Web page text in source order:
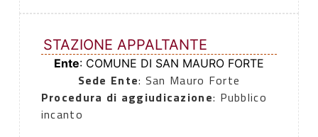
STAZIONE APPALTANTE
Ente: COMUNE DI SAN MAURO FORTE
Sede Ente: San Mauro Forte
Procedura di aggiudicazione: Pubblico
incanto